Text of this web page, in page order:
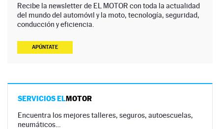
Recibe la newsletter de EL MOTOR con toda la actualidad
del mundo del automóvil y la moto, tecnología, seguridad,
conducción y eficiencia.
APÚNTATE
SERVICIOS ELMOTOR
Encuentra los mejores talleres, seguros, autoescuelas,
neumáticos…